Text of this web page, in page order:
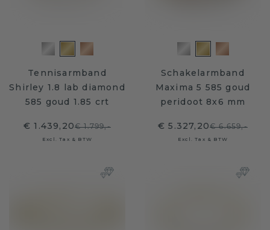
Tennisarmband
Shirley 1.8 lab diamond
585 goud 1.85 crt
€ 1.439,20€ 1.799,-
Excl. Tax & BTW
Schakelarmband
Maxima 5 585 goud
peridoot 8x6 mm
€ 5.327,20€ 6.659,-
Excl. Tax & BTW